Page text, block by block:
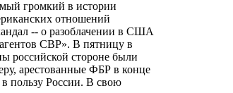
громкий в истории
отношений
-- о разоблачении в США
СВР». В пятницу в
российской стороне были
арестованные ФБР в конце
в пользу России. В свою